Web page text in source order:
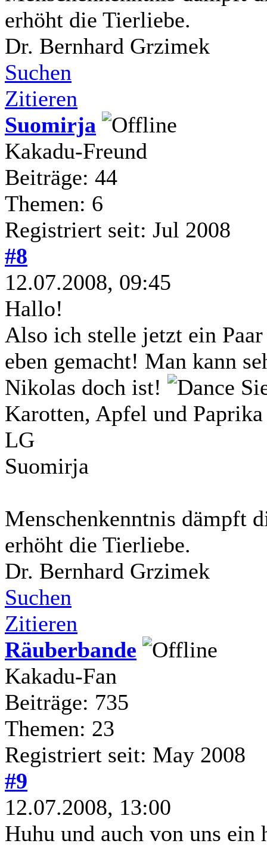
erhöht die Tierliebe.
Dr. Bernhard Grzimek
Suchen
Zitieren
Suomirja
Kakadu-Freund
Beiträge: 44
Themen: 6
Registriert seit: Jul 2008
#8
12.07.2008, 09:45
Hallo!
Also ich stelle jetzt ein
eben gemacht! Man kann
Nikolas doch ist!
Karotten, Apfel und
LG
Suomirja
Menschenkenntnis dämpft
erhöht die Tierliebe.
Dr. Bernhard Grzimek
Suchen
Zitieren
Räuberbande
Kakadu-Fan
Beiträge: 735
Themen: 23
Registriert seit: May 2008
#9
12.07.2008, 13:00
Huhu und auch von uns